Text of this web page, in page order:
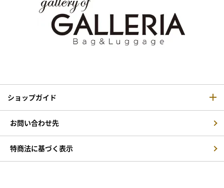
ショップガイド
お問い合わせ先
特商法に基づく表示